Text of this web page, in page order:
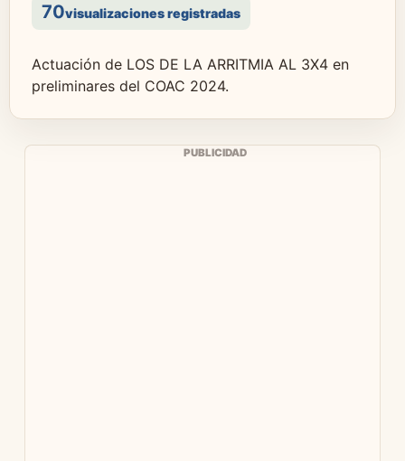
70visualizaciones registradas
Actuación de LOS DE LA ARRITMIA AL 3X4 en
preliminares del COAC 2024.
PUBLICIDAD